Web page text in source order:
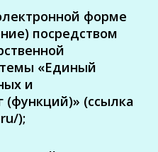
форме
посредством
«Единый
и
(функций)» (ссылка
);